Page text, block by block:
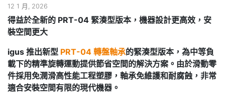
12 1 月, 2026
得益於全新的 PRT-04 緊湊型版本，機器設計更高效，安
裝空間更大
igus 推出新型 PRT-04 轉盤軸承的緊湊型版本，為中等負
載下的精準旋轉運動提供節省空間的解決方案。由於滑動零
件採用免潤滑高性能工程塑膠，軸承免維護和耐腐蝕，非常
適合安裝空間有限的現代機器。